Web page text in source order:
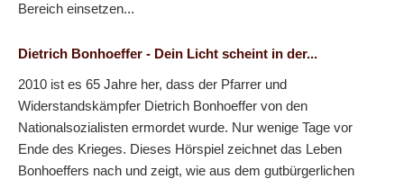
Bereich einsetzen...
Dietrich Bonhoeffer - Dein Licht scheint in der...
2010 ist es 65 Jahre her, dass der Pfarrer und
Widerstandskämpfer Dietrich Bonhoeffer von den
Nationalsozialisten ermordet wurde. Nur wenige Tage vor
Ende des Krieges. Dieses Hörspiel zeichnet das Leben
Bonhoeffers nach und zeigt, wie aus dem gutbürgerlichen